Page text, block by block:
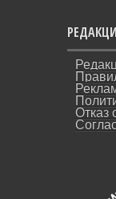
Отказ